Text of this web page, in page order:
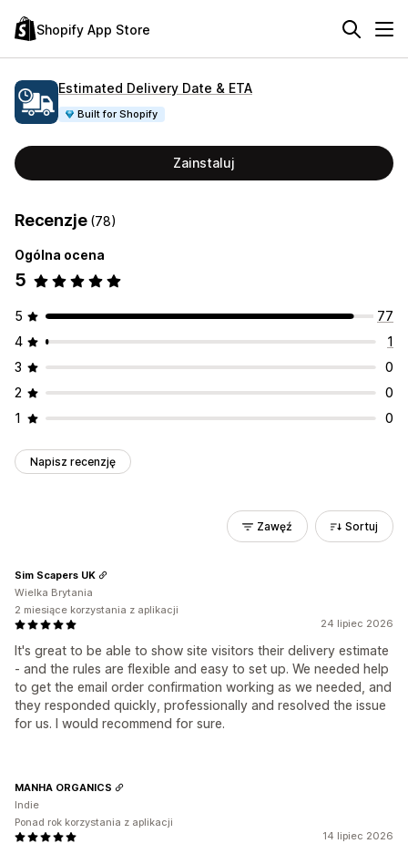
Shopify App Store
Estimated Delivery Date & ETA
Built for Shopify
Zainstaluj
Recenzje (78)
Ogólna ocena
5
5
77
4
1
3
0
2
0
1
0
Napisz recenzję
Zawęź Sortuj
24 lipiec 2026
It's great to be able to show site visitors their delivery estimate
- and the rules are flexible and easy to set up. We needed help
to get the email order confirmation working as we needed, and
they responded quickly, professionally and resolved the issue
for us. I would recommend for sure.
Sim Scapers UK
Wielka Brytania
2 miesiące korzystania z aplikacji
14 lipiec 2026
MANHA ORGANICS
Indie
Ponad rok korzystania z aplikacji